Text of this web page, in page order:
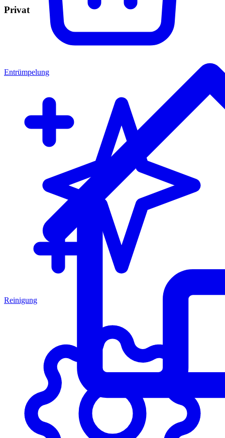
Privat
Entrümpelung
Reinigung